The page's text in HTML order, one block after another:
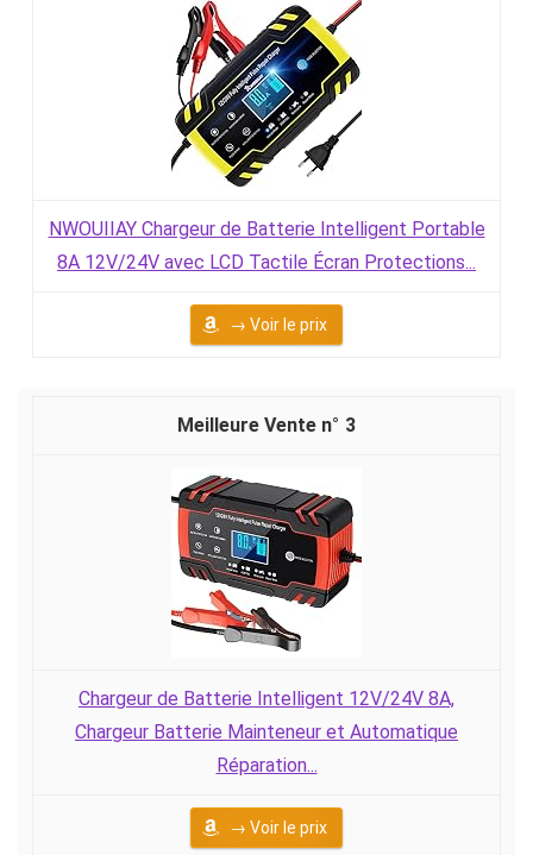
NWOUIIAY Chargeur de Batterie Intelligent Portable
8A 12V/24V avec LCD Tactile Écran Protections...
→ Voir le prix
3
Chargeur de Batterie Intelligent 12V/24V 8A,
Chargeur Batterie Mainteneur et Automatique
Réparation...
→ Voir le prix